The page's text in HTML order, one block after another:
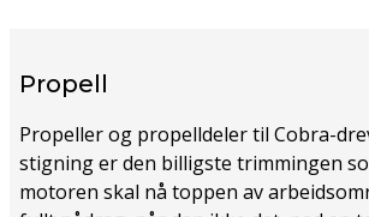
Propell
Propeller og propelldeler til Cobra-
stigning er den billigste trimmingen
motoren skal nå toppen av